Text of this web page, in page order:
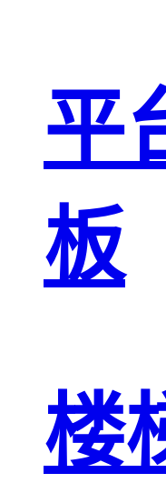
平
板
楼